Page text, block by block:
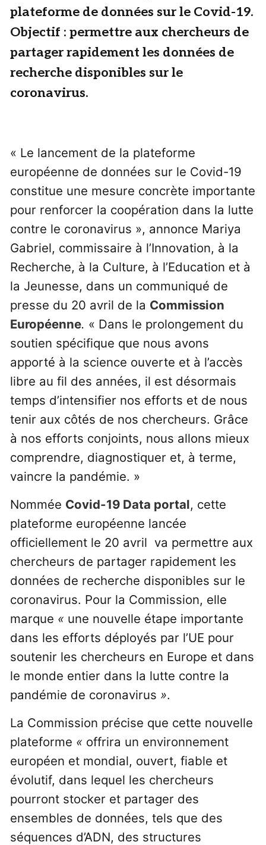
plateforme de données sur le Covid-19.
Objectif : permettre aux chercheurs de
partager rapidement les données de
recherche disponibles sur le
coronavirus.
« Le lancement de la plateforme
européenne de données sur le Covid-19
constitue une mesure concrète importante
pour renforcer la coopération dans la lutte
contre le coronavirus », annonce Mariya
Gabriel, commissaire à l’Innovation, à la
Recherche, à la Culture, à l’Education et à
la Jeunesse, dans un communiqué de
presse du 20 avril de la Commission
Européenne. « Dans le prolongement du
soutien spécifique que nous avons
apporté à la science ouverte et à l’accès
libre au fil des années, il est désormais
temps d’intensifier nos efforts et de nous
tenir aux côtés de nos chercheurs. Grâce
à nos efforts conjoints, nous allons mieux
comprendre, diagnostiquer et, à terme,
vaincre la pandémie. »
Nommée Covid-19 Data portal, cette
plateforme européenne lancée
officiellement le 20 avril va permettre aux
chercheurs de partager rapidement les
données de recherche disponibles sur le
coronavirus. Pour la Commission, elle
marque « une nouvelle étape importante
dans les efforts déployés par l’UE pour
soutenir les chercheurs en Europe et dans
le monde entier dans la lutte contre la
pandémie de coronavirus ».
La Commission précise que cette nouvelle
plateforme « offrira un environnement
européen et mondial, ouvert, fiable et
évolutif, dans lequel les chercheurs
pourront stocker et partager des
ensembles de données, tels que des
séquences d’ADN, des structures